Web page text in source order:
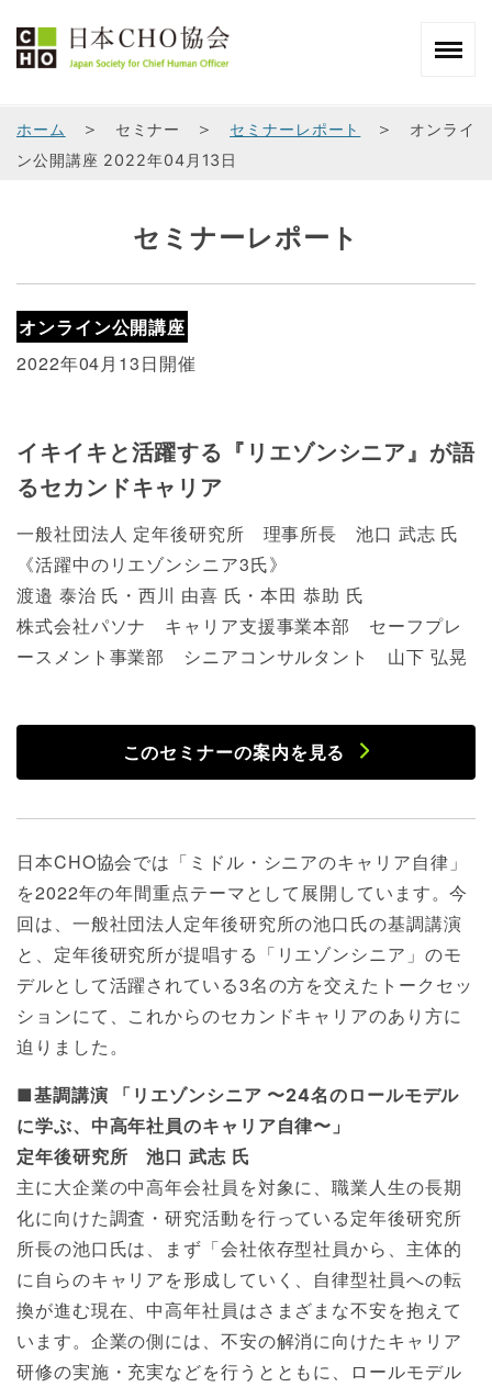
ホーム ＞ セミナー ＞ セミナーレポート ＞
オンライ
ン公開講座 2022年04月13日
セミナーレポート
オンライン公開講座
2022年04月13日開催
イキイキと活躍する『リエゾンシニア』が語
るセカンドキャリア
一般社団法人 定年後研究所 理事所長 池口 武志 氏
《活躍中のリエゾンシニア3氏》
渡邉 泰治 氏・西川 由喜 氏・本田 恭助 氏
株式会社パソナ キャリア支援事業本部 セーフプレ
ースメント事業部 シニアコンサルタント 山下 弘晃
このセミナーの案内を見る
日本CHO協会では「ミドル・シニアのキャリア自律」
を2022年の年間重点テーマとして展開しています。今
回は、一般社団法人定年後研究所の池口氏の基調講演
と、定年後研究所が提唱する「リエゾンシニア」のモ
デルとして活躍されている3名の方を交えたトークセッ
ションにて、これからのセカンドキャリアのあり方に
迫りました。
■基調講演 「リエゾンシニア 〜24名のロールモデル
に学ぶ、中高年社員のキャリア自律〜」
定年後研究所 池口 武志 氏
主に大企業の中高年会社員を対象に、職業人生の長期
化に向けた調査・研究活動を行っている定年後研究所
所長の池口氏は、まず「会社依存型社員から、主体的
に自らのキャリアを形成していく、自律型社員への転
換が進む現在、中高年社員はさまざまな不安を抱えて
います。企業の側には、不安の解消に向けたキャリア
研修の実施・充実などを行うとともに、ロールモデル